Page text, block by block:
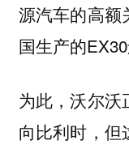
源汽车的高额
国生产的
为此，沃尔沃
向比利时，但